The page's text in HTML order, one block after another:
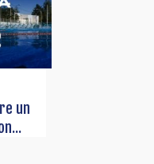
un